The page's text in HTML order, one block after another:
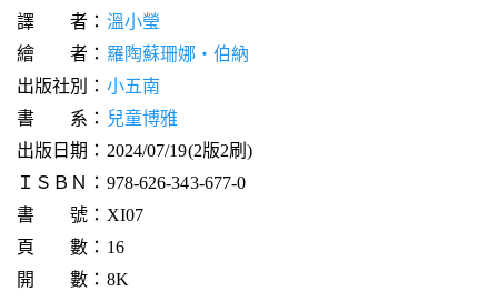
譯 者： 溫小瑩
繪 者： 羅陶蘇珊娜‧伯納
出版社別： 小五南
書 系： 兒童博雅
出版日期：2024/07/19(2版2刷)
ＩＳＢＮ：978-626-343-677-0
書 號：XI07
頁 數：16
開 數：8K